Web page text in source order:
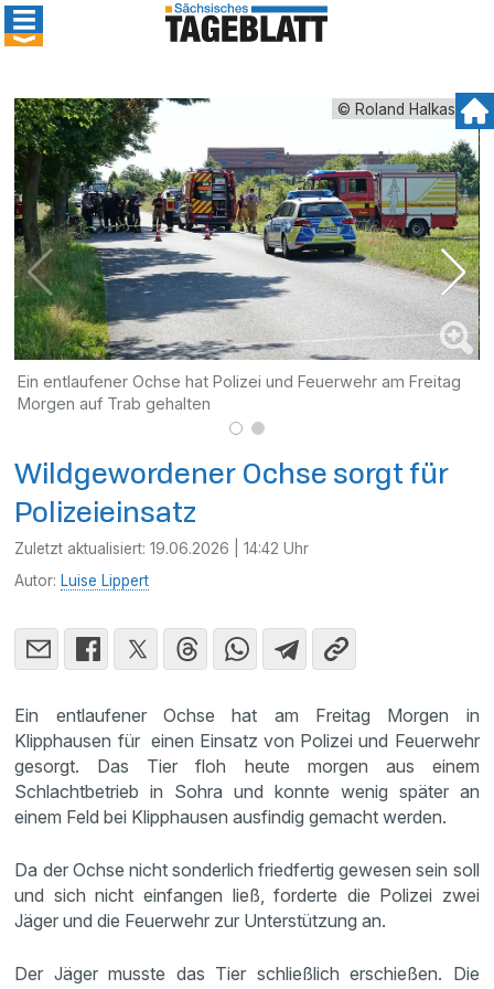
© Roland Halkasch
Ein entlaufener Ochse hat Polizei und Feuerwehr am Freitag
Morgen auf Trab gehalten
Wildgewordener Ochse sorgt für
Polizeieinsatz
Zuletzt aktualisiert:19.06.2026 | 14:42 Uhr
Autor: Luise Lippert
Ein entlaufener Ochse hat am Freitag Morgen in
Klipphausen für einen Einsatz von Polizei und Feuerwehr
gesorgt. Das Tier floh heute morgen aus einem
Schlachtbetrieb in Sohra und konnte wenig später an
einem Feld bei Klipphausen ausfindig gemacht werden.
Da der Ochse nicht sonderlich friedfertig gewesen sein soll
und sich nicht einfangen ließ, forderte die Polizei zwei
Jäger und die Feuerwehr zur Unterstützung an.
Der Jäger musste das Tier schließlich erschießen. Die